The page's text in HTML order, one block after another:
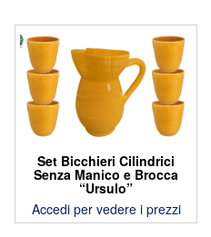
Set Bicchieri Cilindrici
Senza Manico e Brocca
“Ursulo”
Accedi per vedere i prezzi